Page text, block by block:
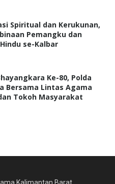
Spiritual dan Kerukunan,
Pemangku dan
se-Kalbar
Ke-80, Polda
Bersama Lintas Agama
Tokoh Masyarakat